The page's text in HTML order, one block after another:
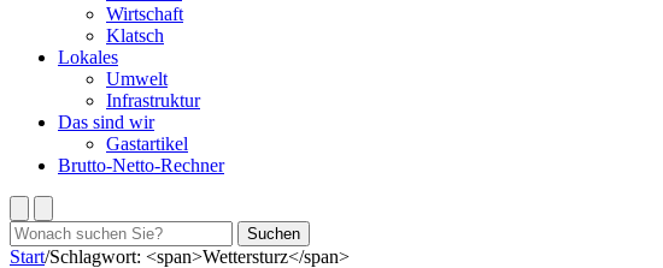
Wirtschaft
Klatsch
Lokales
Umwelt
Infrastruktur
Das sind wir
Gastartikel
Brutto-Netto-Rechner
Suchen
nach:
Suchen
Start/Schlagwort: <span>Wettersturz</span>